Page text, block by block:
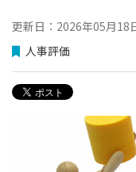
更新日：2026年05月18
人事評価